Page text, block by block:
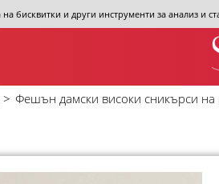
на бисквитки и други инструменти за анализ
> Фешън дамски високи сникърси